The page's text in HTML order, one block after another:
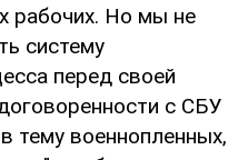
рабочих. Но мы не
систему
перед своей
с СБУ
тему военнопленных,